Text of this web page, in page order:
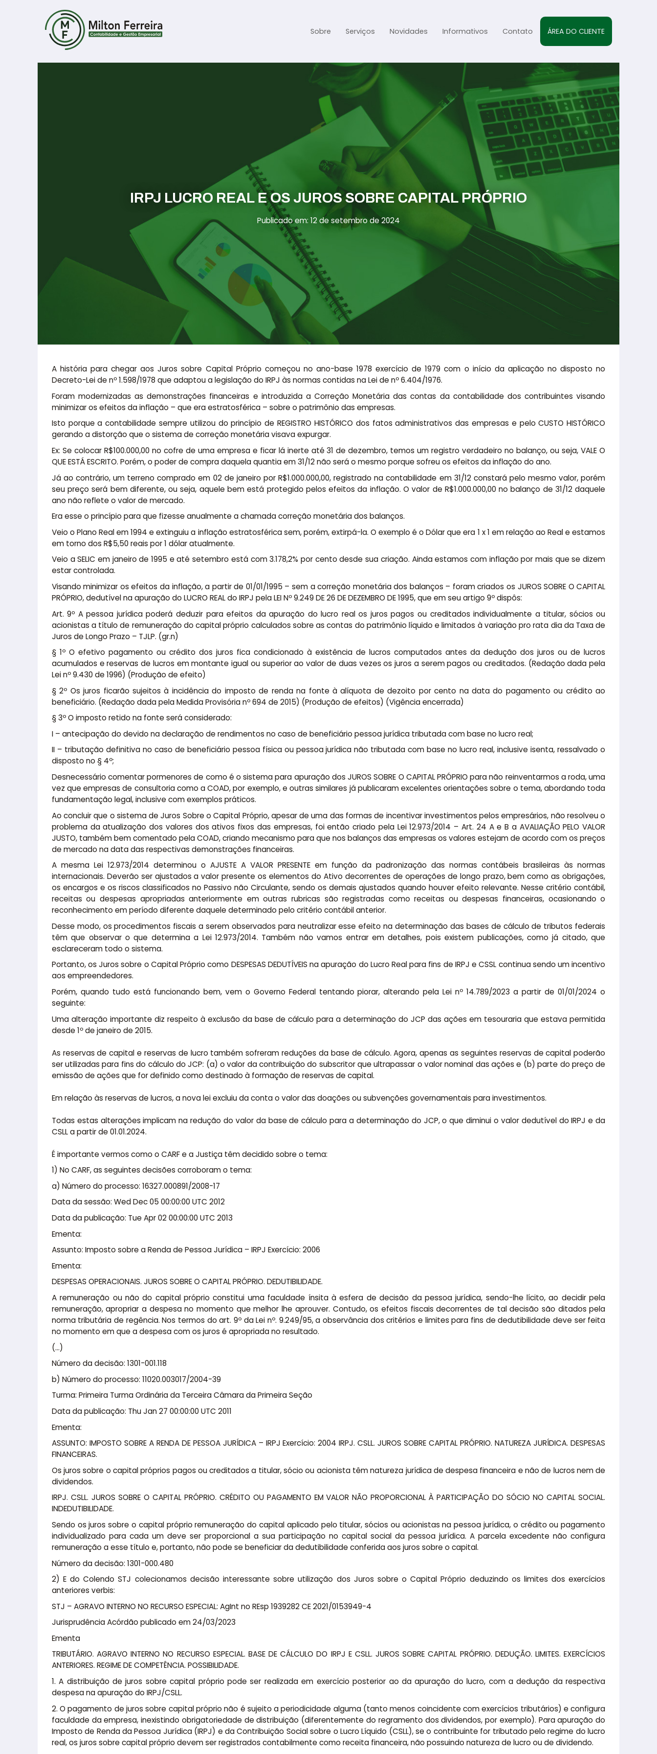
Sobre Serviços
Gestão Contábil
Gestão Tributária e Fiscal
Previdenciária Trabalhista
Abertura de Empresas
Assessoria jurídica
Novidades Informativos Contato ÁREA DO CLIENTE
IRPJ LUCRO REAL E OS JUROS SOBRE CAPITAL PRÓPRIO
Publicado em: 12 de setembro de 2024
A história para chegar aos Juros sobre Capital Próprio começou no ano-base 1978 exercício de 1979 com o início da aplicação no disposto no
Decreto-Lei de nº 1.598/1978 que adaptou a legislação do IRPJ às normas contidas na Lei de nº 6.404/1976.
Foram modernizadas as demonstrações financeiras e introduzida a Correção Monetária das contas da contabilidade dos contribuintes visando
minimizar os efeitos da inflação – que era estratosférica – sobre o patrimônio das empresas.
Isto porque a contabilidade sempre utilizou do princípio de REGISTRO HISTÓRICO dos fatos administrativos das empresas e pelo CUSTO HISTÓRICO
gerando a distorção que o sistema de correção monetária visava expurgar.
Ex: Se colocar R$100.000,00 no cofre de uma empresa e ficar lá inerte até 31 de dezembro, temos um registro verdadeiro no balanço, ou seja, VALE O
QUE ESTÁ ESCRITO. Porém, o poder de compra daquela quantia em 31/12 não será o mesmo porque sofreu os efeitos da inflação do ano.
Já ao contrário, um terreno comprado em 02 de janeiro por R$1.000.000,00, registrado na contabilidade em 31/12 constará pelo mesmo valor, porém
seu preço será bem diferente, ou seja, aquele bem está protegido pelos efeitos da inflação. O valor de R$1.000.000,00 no balanço de 31/12 daquele
ano não reflete o valor de mercado.
Era esse o princípio para que fizesse anualmente a chamada correção monetária dos balanços.
Veio o Plano Real em 1994 e extinguiu a inflação estratosférica sem, porém, extirpá-la. O exemplo é o Dólar que era 1 x 1 em relação ao Real e estamos
em torno dos R$5,50 reais por 1 dólar atualmente.
Veio a SELIC em janeiro de 1995 e até setembro está com 3.178,2% por cento desde sua criação. Ainda estamos com inflação por mais que se dizem
estar controlada.
Visando minimizar os efeitos da inflação, a partir de 01/01/1995 – sem a correção monetária dos balanços – foram criados os JUROS SOBRE O CAPITAL
PRÓPRIO, dedutível na apuração do LUCRO REAL do IRPJ pela LEI Nº 9.249 DE 26 DE DEZEMBRO DE 1995, que em seu artigo 9º dispôs:
Art. 9º A pessoa jurídica poderá deduzir para efeitos da apuração do lucro real os juros pagos ou creditados individualmente a titular, sócios ou
acionistas a título de remuneração do capital próprio calculados sobre as contas do patrimônio líquido e limitados à variação pro rata dia da Taxa de
Juros de Longo Prazo – TJLP. (gr.n)
§ 1º O efetivo pagamento ou crédito dos juros fica condicionado à existência de lucros computados antes da dedução dos juros ou de lucros
acumulados e reservas de lucros em montante igual ou superior ao valor de duas vezes os juros a serem pagos ou creditados. (Redação dada pela
Lei nº 9.430 de 1996) (Produção de efeito)
§ 2º Os juros ficarão sujeitos à incidência do imposto de renda na fonte à alíquota de dezoito por cento na data do pagamento ou crédito ao
beneficiário. (Redação dada pela Medida Provisória nº 694 de 2015) (Produção de efeitos) (Vigência encerrada)
§ 3º O imposto retido na fonte será considerado:
I – antecipação do devido na declaração de rendimentos no caso de beneficiário pessoa jurídica tributada com base no lucro real;
II – tributação definitiva no caso de beneficiário pessoa física ou pessoa jurídica não tributada com base no lucro real, inclusive isenta, ressalvado o
disposto no § 4º;
Desnecessário comentar pormenores de como é o sistema para apuração dos JUROS SOBRE O CAPITAL PRÓPRIO para não reinventarmos a roda, uma
vez que empresas de consultoria como a COAD, por exemplo, e outras similares já publicaram excelentes orientações sobre o tema, abordando toda
fundamentação legal, inclusive com exemplos práticos.
Ao concluir que o sistema de Juros Sobre o Capital Próprio, apesar de uma das formas de incentivar investimentos pelos empresários, não resolveu o
problema da atualização dos valores dos ativos fixos das empresas, foi então criado pela Lei 12.973/2014 – Art. 24 A e B a AVALIAÇÃO PELO VALOR
JUSTO, também bem comentado pela COAD, criando mecanismo para que nos balanços das empresas os valores estejam de acordo com os preços
de mercado na data das respectivas demonstrações financeiras.
A mesma Lei 12.973/2014 determinou o AJUSTE A VALOR PRESENTE em função da padronização das normas contábeis brasileiras às normas
internacionais. Deverão ser ajustados a valor presente os elementos do Ativo decorrentes de operações de longo prazo, bem como as obrigações,
os encargos e os riscos classificados no Passivo não Circulante, sendo os demais ajustados quando houver efeito relevante. Nesse critério contábil,
receitas ou despesas apropriadas anteriormente em outras rubricas são registradas como receitas ou despesas financeiras, ocasionando o
reconhecimento em período diferente daquele determinado pelo critério contábil anterior.
Desse modo, os procedimentos fiscais a serem observados para neutralizar esse efeito na determinação das bases de cálculo de tributos federais
têm que observar o que determina a Lei 12.973/2014. Também não vamos entrar em detalhes, pois existem publicações, como já citado, que
esclareceram todo o sistema.
Portanto, os Juros sobre o Capital Próprio como DESPESAS DEDUTÍVEIS na apuração do Lucro Real para fins de IRPJ e CSSL continua sendo um incentivo
aos empreendedores.
Porém, quando tudo está funcionando bem, vem o Governo Federal tentando piorar, alterando pela Lei nº 14.789/2023 a partir de 01/01/2024 o
seguinte:
Uma alteração importante diz respeito à exclusão da base de cálculo para a determinação do JCP das ações em tesouraria que estava permitida
desde 1º de janeiro de 2015.
As reservas de capital e reservas de lucro também sofreram reduções da base de cálculo. Agora, apenas as seguintes reservas de capital poderão
ser utilizadas para fins do cálculo do JCP: (a) o valor da contribuição do subscritor que ultrapassar o valor nominal das ações e (b) parte do preço de
emissão de ações que for definido como destinado à formação de reservas de capital.
Em relação às reservas de lucros, a nova lei excluiu da conta o valor das doações ou subvenções governamentais para investimentos.
Todas estas alterações implicam na redução do valor da base de cálculo para a determinação do JCP, o que diminui o valor dedutível do IRPJ e da
CSLL a partir de 01.01.2024.
É importante vermos como o CARF e a Justiça têm decidido sobre o tema:
1) No CARF, as seguintes decisões corroboram o tema:
a) Número do processo: 16327.000891/2008-17
Data da sessão: Wed Dec 05 00:00:00 UTC 2012
Data da publicação: Tue Apr 02 00:00:00 UTC 2013
Ementa:
Assunto: Imposto sobre a Renda de Pessoa Jurídica – IRPJ Exercício: 2006
Ementa:
DESPESAS OPERACIONAIS. JUROS SOBRE O CAPITAL PRÓPRIO. DEDUTIBILIDADE.
A remuneração ou não do capital próprio constitui uma faculdade ínsita à esfera de decisão da pessoa jurídica, sendo-lhe lícito, ao decidir pela
remuneração, apropriar a despesa no momento que melhor lhe aprouver. Contudo, os efeitos fiscais decorrentes de tal decisão são ditados pela
norma tributária de regência. Nos termos do art. 9º da Lei nº. 9.249/95, a observância dos critérios e limites para fins de dedutibilidade deve ser feita
no momento em que a despesa com os juros é apropriada no resultado.
(…)
Número da decisão: 1301-001.118
b) Número do processo: 11020.003017/2004-39
Turma: Primeira Turma Ordinária da Terceira Câmara da Primeira Seção
Data da publicação: Thu Jan 27 00:00:00 UTC 2011
Ementa:
ASSUNTO: IMPOSTO SOBRE A RENDA DE PESSOA JURÍDICA – IRPJ Exercício: 2004 IRPJ. CSLL. JUROS SOBRE CAPITAL PRÓPRIO. NATUREZA JURÍDICA. DESPESAS
FINANCEIRAS.
Os juros sobre o capital próprios pagos ou creditados a titular, sócio ou acionista têm natureza jurídica de despesa financeira e não de lucros nem de
dividendos.
IRPJ. CSLL. JUROS SOBRE O CAPITAL PRÓPRIO. CRÉDITO OU PAGAMENTO EM VALOR NÃO PROPORCIONAL À PARTICIPAÇÃO DO SÓCIO NO CAPITAL SOCIAL.
INDEDUTIBILIDADE.
Sendo os juros sobre o capital próprio remuneração do capital aplicado pelo titular, sócios ou acionistas na pessoa jurídica, o crédito ou pagamento
individualizado para cada um deve ser proporcional a sua participação no capital social da pessoa jurídica. A parcela excedente não configura
remuneração a esse título e, portanto, não pode se beneficiar da dedutibilidade conferida aos juros sobre o capital.
Número da decisão: 1301-000.480
2) E do Colendo STJ colecionamos decisão interessante sobre utilização dos Juros sobre o Capital Próprio deduzindo os limites dos exercícios
anteriores verbis:
STJ – AGRAVO INTERNO NO RECURSO ESPECIAL: AgInt no REsp 1939282 CE 2021/0153949-4
Jurisprudência Acórdão publicado em 24/03/2023
Ementa
TRIBUTÁRIO. AGRAVO INTERNO NO RECURSO ESPECIAL. BASE DE CÁLCULO DO IRPJ E CSLL. JUROS SOBRE CAPITAL PRÓPRIO. DEDUÇÃO. LIMITES. EXERCÍCIOS
ANTERIORES. REGIME DE COMPETÊNCIA. POSSIBILIDADE.
1. A distribuição de juros sobre capital próprio pode ser realizada em exercício posterior ao da apuração do lucro, com a dedução da respectiva
despesa na apuração do IRPJ/CSLL.
2. O pagamento de juros sobre capital próprio não é sujeito a periodicidade alguma (tanto menos coincidente com exercícios tributários) e configura
faculdade da empresa, inexistindo obrigatoriedade de distribuição (diferentemente do regramento dos dividendos, por exemplo). Para apuração do
Imposto de Renda da Pessoa Jurídica (IRPJ) e da Contribuição Social sobre o Lucro Líquido (CSLL), se o contribuinte for tributado pelo regime do lucro
real, os juros sobre capital próprio devem ser registrados contabilmente como receita financeira, não possuindo natureza de lucro ou de dividendo.